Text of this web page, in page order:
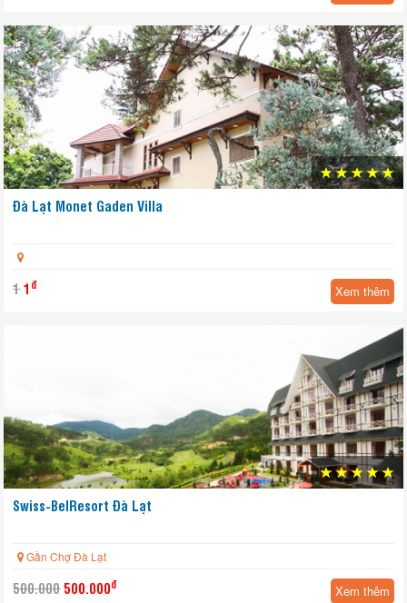
Đà Lạt Monet Gaden Villa
11 đ Xem thêm
Yêu thích
Swiss-BelResort Đà Lạt
Gần Chợ Đà Lạt
500.000 500.000đ Xem thêm